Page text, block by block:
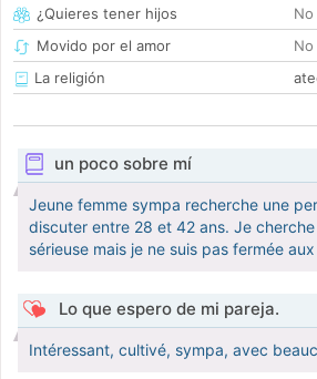
¿Quieres tener hijos
Movido por el amor
La religión
un poco sobre mí
Jeune femme sympa recherche une
discuter entre 28 et 42 ans. Je
sérieuse mais je ne suis pas fermée
Lo que espero de mi pareja.
Intéressant, cultivé, sympa, avec